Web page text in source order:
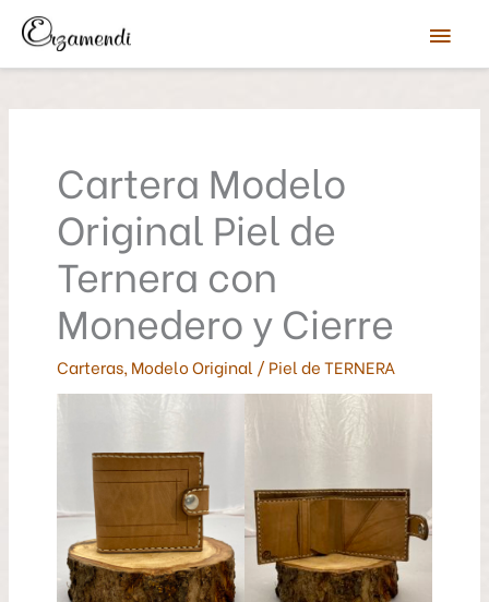
contenido
Cartera Modelo
Original Piel de
Ternera con
Monedero y Cierre
Carteras, Modelo Original / Piel de TERNERA